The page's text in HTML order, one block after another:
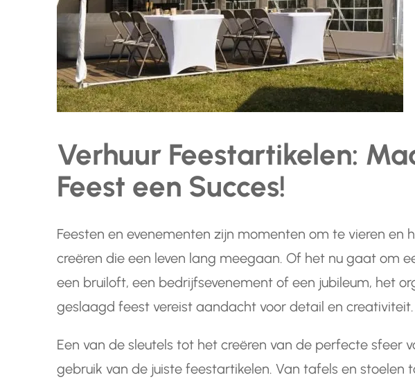
Verhuur Feestartikelen:
Feest een Succes!
Feesten en evenementen zijn momenten om te vieren en
creëren die een leven lang meegaan. Of het nu gaat om
een bruiloft, een bedrijfsevenement of een jubileum, het
geslaagd feest vereist aandacht voor detail en creativiteit.
Een van de sleutels tot het creëren van de perfecte sfeer
gebruik van de juiste feestartikelen. Van tafels en stoelen